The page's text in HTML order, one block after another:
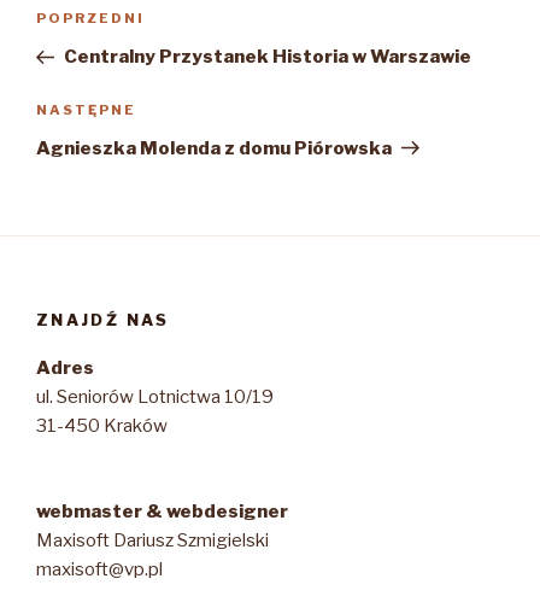
Poprzedni
wpis
POPRZEDNI
Centralny Przystanek Historia w Warszawie
Następny
wpis
NASTĘPNE
Agnieszka Molenda z domu Piórowska
ZNAJDŹ NAS
Adres
ul. Seniorów Lotnictwa 10/19
31-450 Kraków
webmaster & webdesigner
Maxisoft Dariusz Szmigielski
maxisoft@vp.pl